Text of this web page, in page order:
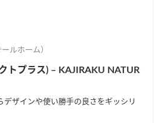
ルホーム）
トプラス) – KAJIRAKU NATUR
デザインや使い勝手の良さをギッシリ